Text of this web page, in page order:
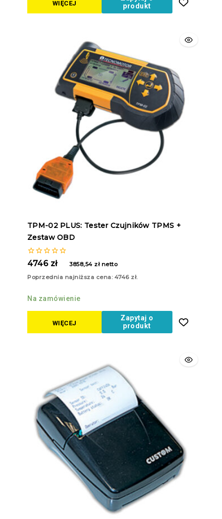
WIĘCEJ
produkt
TPM-02 PLUS: Tester Czujników TPMS +
Zestaw OBD
0
5
4746 zł 3858,54 złnetto
Poprzednia najniższa cena: 4746 zł.
Na zamówienie
WIĘCEJ
Zapytaj o
produkt